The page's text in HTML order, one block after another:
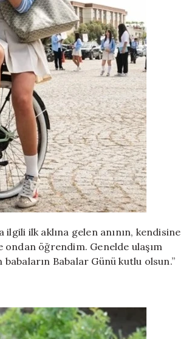
ilgili ilk aklına gelen anının, kendisine
öğrendim. Genelde ulaşım
Babalar Günü kutlu olsun.”